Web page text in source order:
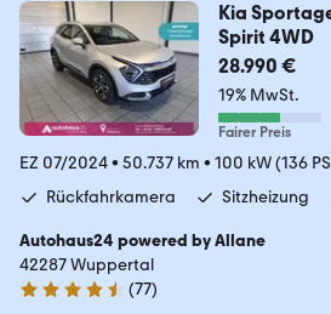
Kia Sportage 1.6
Spirit 4WD
28.990 €
19% MwSt.
Fairer Preis
EZ 07/2024• 50.737 km • 100 kW (136
Rückfahrkamera
Sitzheizung
Autohaus24 powered by Allane
42287 Wuppertal
4.5 Sterne
(77)